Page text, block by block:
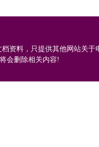
资料，只提供其他网站关
会删除相关内容!